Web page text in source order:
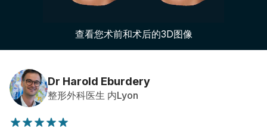
客户评价
查看您术前和术后的3D图像
Dr Harold Eburdery
整形外科医生 内Lyon